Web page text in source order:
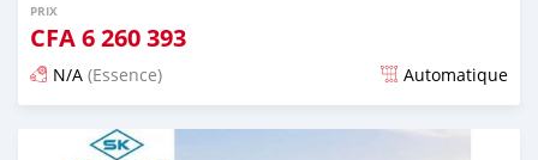
PRIX
CFA6 260 393
N/A (Essence) Automatique
Publié il y a presque 6 ans